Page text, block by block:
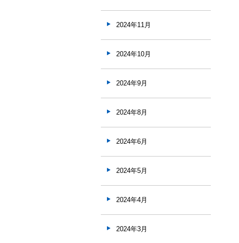
2024年11月
2024年10月
2024年9月
2024年8月
2024年6月
2024年5月
2024年4月
2024年3月